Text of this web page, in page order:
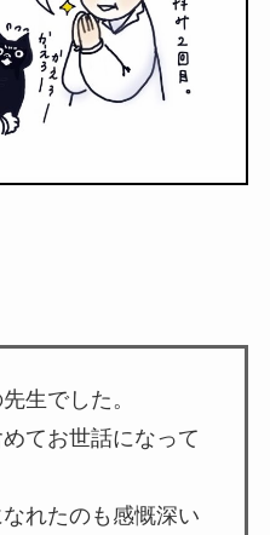
生でした。
てお世話になって
れたのも感慨深い